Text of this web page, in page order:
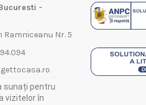
-
Ramniceanu Nr. 5
sunați pentru
vizitelor în